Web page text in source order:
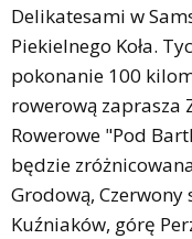
Delikatesami w
Piekielnego Koła.
pokonanie 100
rowerową zaprasza
Rowerowe "Pod
będzie
Grodową,
Kuźniaków, górę